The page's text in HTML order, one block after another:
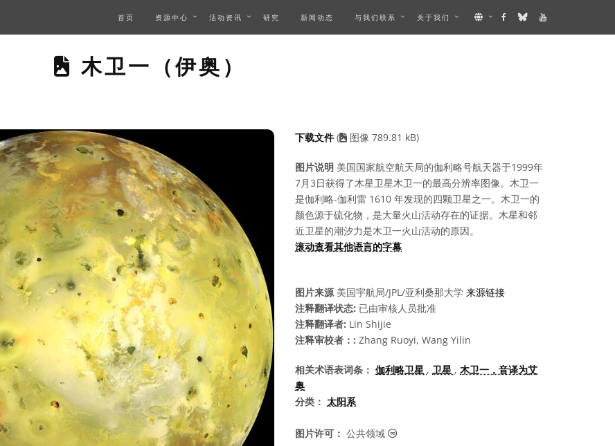
首页 资源中心 活动资讯 研究 新闻动态 与我们联系 关于我们
THIS PAGE DESCRIBES AN IMAGE
木卫一（伊奥）
下载文件 ( 图像 789.81 kB)
图片说明 美国国家航空航天局的伽利略号航天器于1999年
7月3日获得了木星卫星木卫一的最高分辨率图像。木卫一
是伽利略-伽利雷 1610 年发现的四颗卫星之一。木卫一的
颜色源于硫化物，是大量火山活动存在的证据。木星和邻
近卫星的潮汐力是木卫一火山活动的原因。
滚动查看其他语言的字幕
图片来源美国宇航局/JPL/亚利桑那大学 来源链接
注释翻译状态: 已由审核人员批准
注释翻译者: Lin Shijie
注释审校者：: Zhang Ruoyi, Wang Yilin
相关术语表词条： 伽利略卫星 , 卫星 , 木卫一，音译为艾
奥
分类： 太阳系
图片许可： 公共领域 公共领域 图标